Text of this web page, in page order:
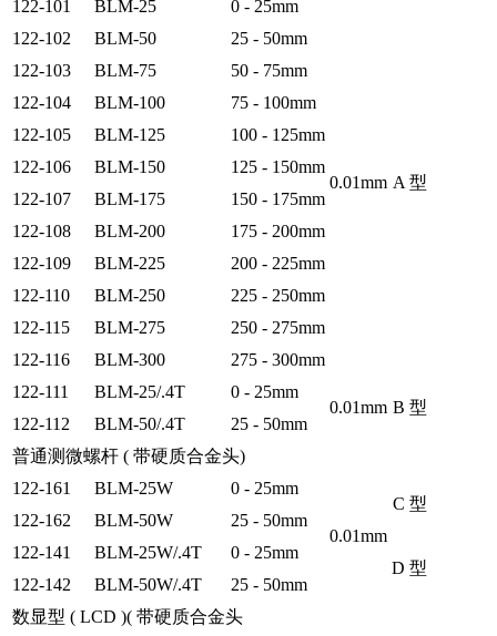
122-101
BLM-25 0 - 25mm
0.01mm A 型
122-102 BLM-50
25 - 50mm
122-103
BLM-75
50 - 75mm
122-104
BLM-100
75 - 100mm
122-105
BLM-125
100 - 125mm
122-106
BLM-150
125 - 150mm
122-107
BLM-175
150 - 175mm
122-108
BLM-200
175 - 200mm
122-109
BLM-225
200 - 225mm
122-110
BLM-250
225 - 250mm
122-115
BLM-275
250 - 275mm
122-116
BLM-300
275 - 300mm
122-111
BLM-25/.4T
0 - 25mm
0.01mm B 型
122-112
BLM-50/.4T
25 - 50mm
普通测微螺杆 ( 带硬质合金头)
122-161
BLM-25W 0 - 25mm
0.01mm
C 型
122-162
BLM-50W
25 - 50mm
122-141
BLM-25W/.4T
0 - 25mm
D 型
122-142
BLM-50W/.4T
25 - 50mm
数显型 ( LCD )( 带硬质合金头